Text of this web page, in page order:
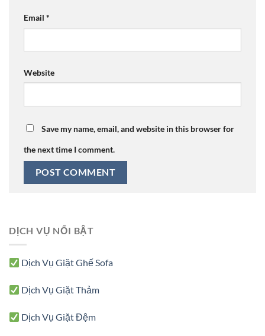
DỊCH VỤ NỔI BẬT
Dịch Vụ Giặt Ghế Sofa
Dịch Vụ Giặt Thảm
Dịch Vụ Giặt Đệm
Email *
Website
Save my name, email, and website in this browser for
the next time I comment.